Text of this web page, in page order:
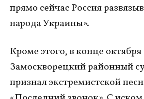
прямо сейчас Россия
народа Украины».
Кроме этого, в конце октября
Замоскворецкий районный
признал экстремистской